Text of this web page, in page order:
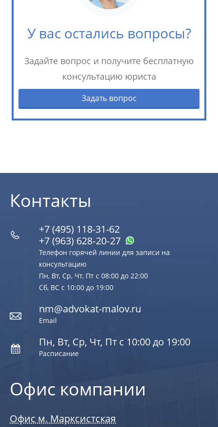
У вас остались вопросы?
Задайте вопрос и получите бесплатную
консультацию юриста
Задать вопрос
Офис компании
Офис м. Марксистская
Контакты
+7 (495) 118-31-62
+7 (963) 628‑20‑27
Телефон горячей линии для записи на
консультацию
Пн, Вт, Ср, Чт, Пт с 08:00 до 22:00
Сб, ВС с 10:00 до 19:00
nm@advokat-malov.ru
Email
Пн, Вт, Ср, Чт, Пт с 10:00 до 19:00
Расписание